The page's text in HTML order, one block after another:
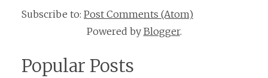
Subscribe to: Post Comments (Atom)
Powered by Blogger.
Popular Posts